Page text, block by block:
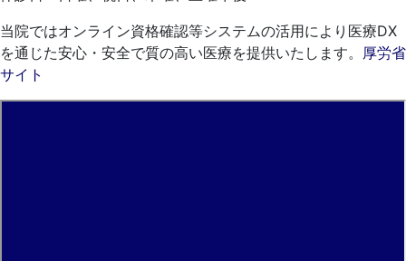
当院ではオンライン資格確認等システムの活用により医療DX
を通じた安心・安全で質の高い医療を提供いたします。 厚労省
サイト